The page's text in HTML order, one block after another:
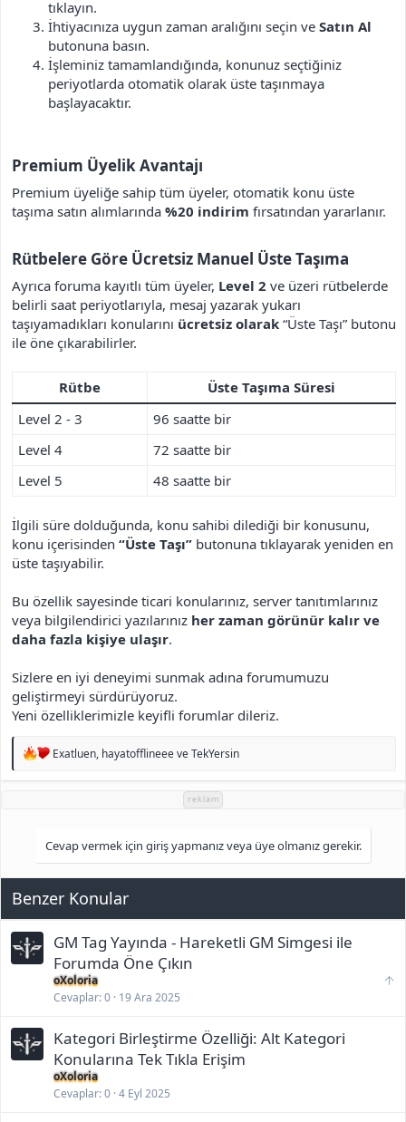
tıklayın.
İhtiyacınıza uygun zaman aralığını seçin ve Satın Al
butonuna basın.
İşleminiz tamamlandığında, konunuz seçtiğiniz
periyotlarda otomatik olarak üste taşınmaya
başlayacaktır.
Premium Üyelik Avantajı​
Premium üyeliğe sahip tüm üyeler, otomatik konu üste
taşıma satın alımlarında %20 indirim fırsatından yararlanır.
Rütbelere Göre Ücretsiz Manuel Üste Taşıma​
Ayrıca foruma kayıtlı tüm üyeler, Level 2 ve üzeri rütbelerde
belirli saat periyotlarıyla, mesaj yazarak yukarı
taşıyamadıkları konularını ücretsiz olarak “Üste Taşı” butonu
ile öne çıkarabilirler.
Rütbe
Üste Taşıma Süresi
Level 2 - 3
96 saatte bir
Level 4
72 saatte bir
Level 5
48 saatte bir
İlgili süre dolduğunda, konu sahibi dilediği bir konusunu,
konu içerisinden “Üste Taşı” butonuna tıklayarak yeniden en
üste taşıyabilir.
Bu özellik sayesinde ticari konularınız, server tanıtımlarınız
veya bilgilendirici yazılarınız her zaman görünür kalır ve
daha fazla kişiye ulaşır.
Sizlere en iyi deneyimi sunmak adına forumumuzu
geliştirmeyi sürdürüyoruz.
Yeni özelliklerimizle keyifli forumlar dileriz.
T
p
e
r
:
Exatluen, hayatofflineeeveTekYersin
reklam
Cevap vermek için giriş yapmanız veya üye olmanız gerekir.
Benzer Konular
GM Tag Yayında - Hareketli GM Simgesi ile
Forumda Öne Çıkın
oXoloria
Cevaplar 0 19 Ara 2025
Kategori Birleştirme Özelliği: Alt Kategori
Konularına Tek Tıkla Erişim
oXoloria
Cevaplar 0 4 Eyl 2025